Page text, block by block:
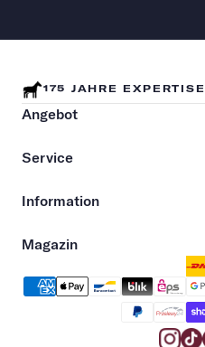
175 JAHRE EXPERTISE
Angebot
Service
Information
Magazin